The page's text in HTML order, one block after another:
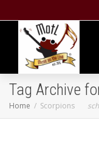
Tag Archive
Home Scorpions